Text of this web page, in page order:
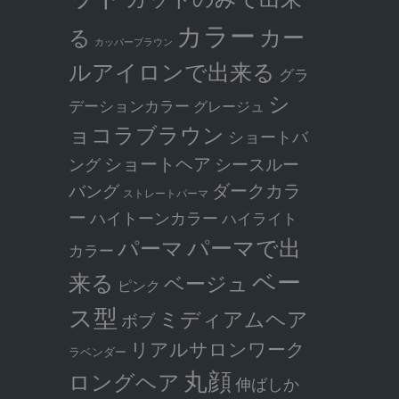
る カッパーブラウン カラー カー
ルアイロンで出来る グラ
デーションカラー グレージュ シ
ョコラブラウン ショートバ
ング ショートヘア シースルー
バング ストレートパーマ ダークカラ
ー ハイトーンカラー ハイライト
カラー パーマ パーマで出
来る ピンク ベージュ ベー
ス型 ボブ ミディアムヘア
ラベンダー リアルサロンワーク
ロングヘア 丸顔伸ばしか